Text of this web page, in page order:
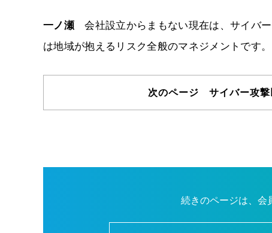
一ノ瀬 会社設立からまもない現在は、サイバ
は地域が抱えるリスク全般のマネジメントです。
次のページ サイバー攻
続きのページは、会